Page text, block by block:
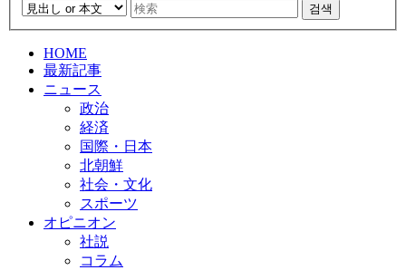
검색
HOME
最新記事
ニュース
政治
経済
国際・日本
北朝鮮
社会・文化
スポーツ
オピニオン
社説
コラム